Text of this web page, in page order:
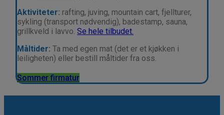
Aktiviteter: rafting, juving, mountain cart, fjellturer,
sykling (transport nødvendig), badestamp, sauna,
grillkveld i lavvo. Se hele tilbudet.
Måltider: Ta med egen mat (det er et kjøkken i
leiligheten) eller bestill måltider fra oss.
Sommer firmatur